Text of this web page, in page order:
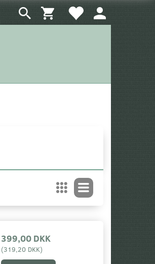
399,00 DKK
(319,20 DKK)